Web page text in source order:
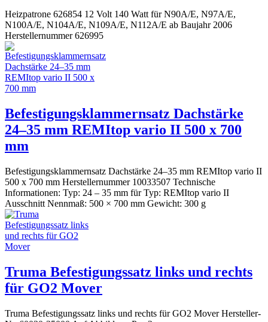
Heizpatrone 626854 12 Volt 140 Watt für N90A/E, N97A/E,
N100A/E, N104A/E, N109A/E, N112A/E ab Baujahr 2006
Herstellernummer 626995
Befestigungsklammernsatz Dachstärke
24–35 mm REMItop vario II 500 x 700
mm
Befestigungsklammernsatz Dachstärke 24–35 mm REMItop vario II
500 x 700 mm Herstellernummer 10033507 Technische
Informationen: Typ: 24 – 35 mm für Typ: REMItop vario II
Ausschnitt Nennmaß: 500 × 700 mm Gewicht: 300 g
Truma Befestigungssatz links und rechts
für GO2 Mover
Truma Befestigungssatz links und rechts für GO2 Mover Hersteller-